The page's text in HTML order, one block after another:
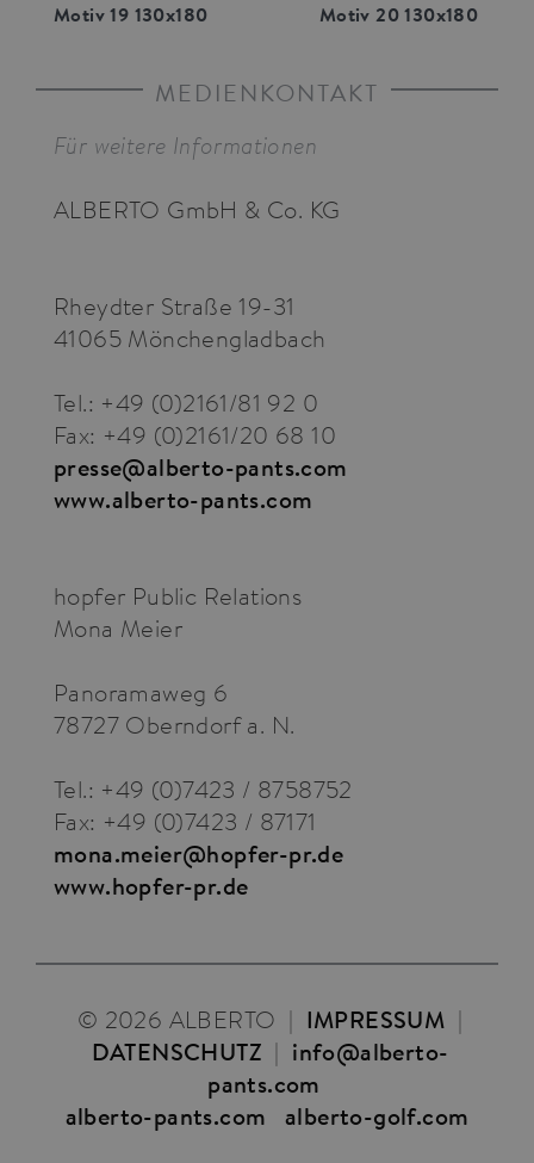
Motiv 19 130x180 Motiv 20 130x180
MEDIENKONTAKT
Für weitere Informationen
ALBERTO GmbH & Co. KG
Rheydter Straße 19-31
41065 Mönchengladbach
Tel.: +49 (0)2161/81 92 0
Fax: +49 (0)2161/20 68 10
presse@alberto-pants.com
www.alberto-pants.com
hopfer Public Relations
Mona Meier
Panoramaweg 6
78727 Oberndorf a. N.
Tel.: +49 (0)7423 / 8758752
Fax: +49 (0)7423 / 87171
mona.meier@hopfer-pr.de
www.hopfer-pr.de
© 2026 ALBERTO | IMPRESSUM |
DATENSCHUTZ | info@alberto-
pants.com
alberto-pants.com
alberto-golf.com